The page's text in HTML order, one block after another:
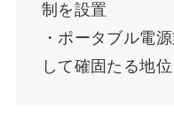
制を設置
・ポータブル電
して確固たる地